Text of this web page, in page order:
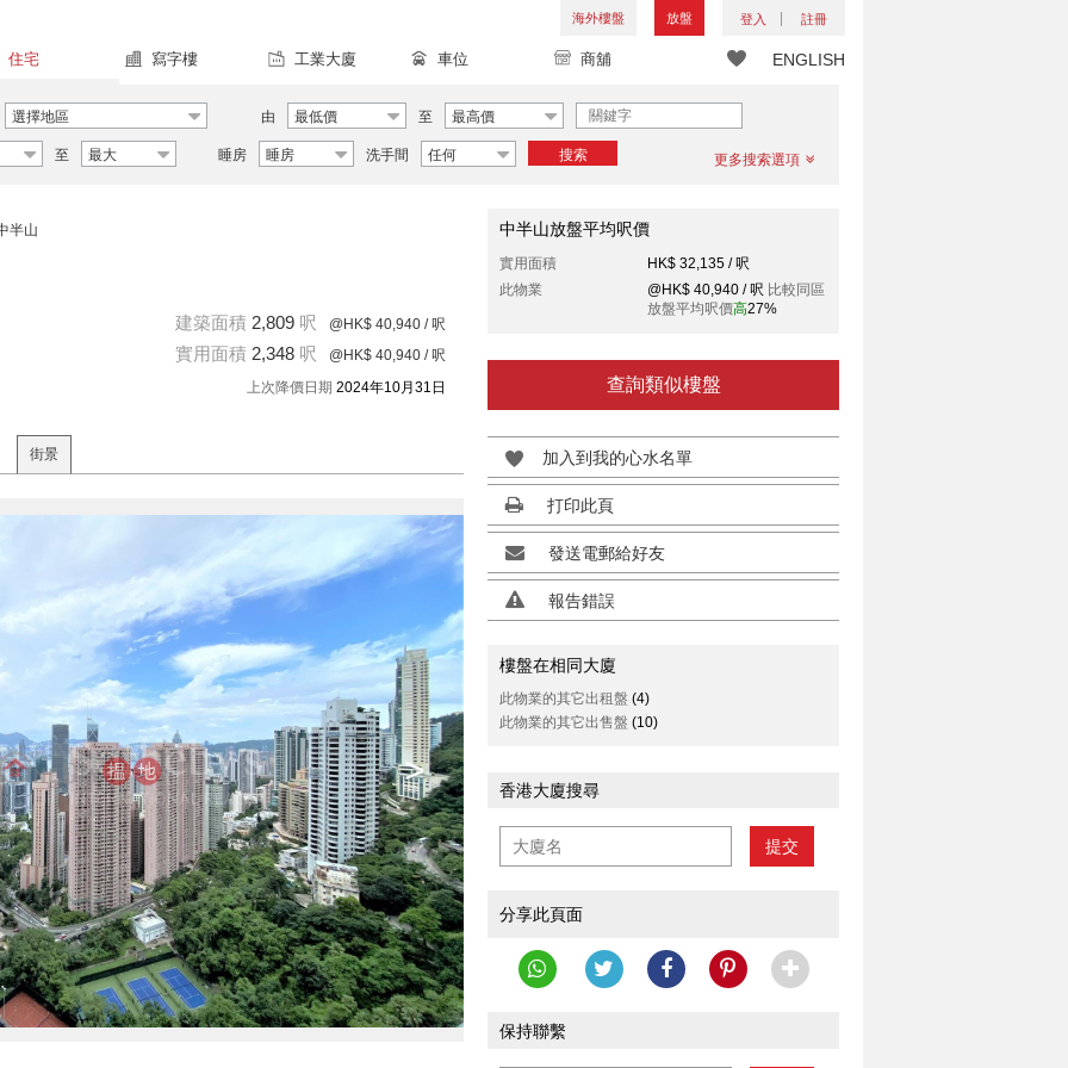
海外樓盤 放盤 登入 註冊
ENGLISH
住宅 寫字樓 工業大廈 車位 商舖
選擇地區 由 最低價 至 最高價
至 最大 睡房 睡房 洗手間 任何 搜索 更多搜索選項
半山
建築面積 2,809 呎 @HK$ 40,940 / 呎
實用面積 2,348 呎 @HK$ 40,940 / 呎
上次降價日期 2024年10月31日
街景
>
中半山放盤平均呎價
實用面積
HK$ 32,135 / 呎
此物業
@HK$ 40,940 / 呎 比較同區
放盤平均呎價高27%
查詢類似樓盤
加入到我的心水名單
打印此頁
發送電郵給好友
報告錯誤
樓盤在相同大廈
此物業的其它出租盤 (4)
此物業的其它出售盤 (10)
香港大廈搜尋
提交
分享此頁面
保持聯繫